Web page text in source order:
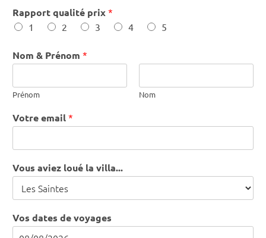
Rapport qualité prix *
1
2 3 4 5
Nom & Prénom *
Prénom Nom
Votre email *
Vous aviez loué la villa...
Vos dates de voyages